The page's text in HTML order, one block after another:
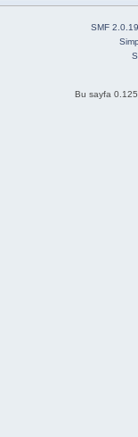
SMF 2.0.19
Bu sayfa